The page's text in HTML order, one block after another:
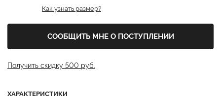
Как узнать размер?
СООБЩИТЬ МНЕ О ПОСТУПЛЕНИИ
Получить скидку 500 руб.
ХАРАКТЕРИСТИКИ